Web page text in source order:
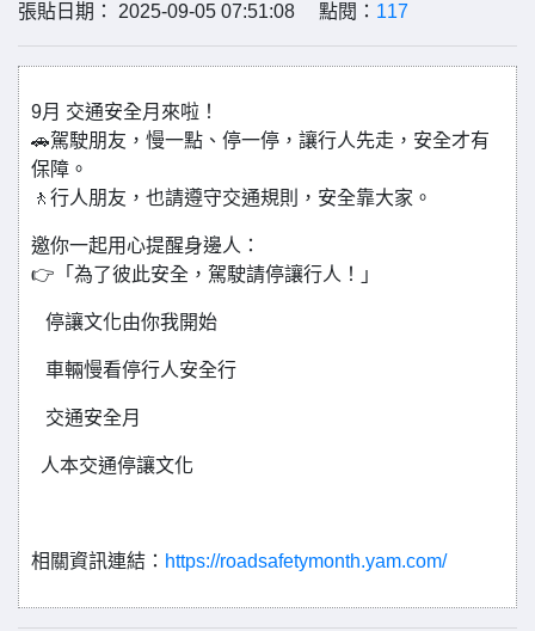
張貼日期： 2025-09-05 07:51:08 點閱： 117
9月 交通安全月來啦！
🚗駕駛朋友，慢一點、停一停，讓行人先走，安全才有
保障。
🚶行人朋友，也請遵守交通規則，安全靠大家。
邀你一起用心提醒身邊人：
👉「為了彼此安全，駕駛請停讓行人！」
停讓文化由你我開始
車輛慢看停行人安全行
交通安全月
人本交通停讓文化
相關資訊連結： https://roadsafetymonth.yam.com/